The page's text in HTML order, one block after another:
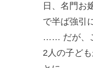
日、名門お
で半ば強引
…… だが、
2人の子ど